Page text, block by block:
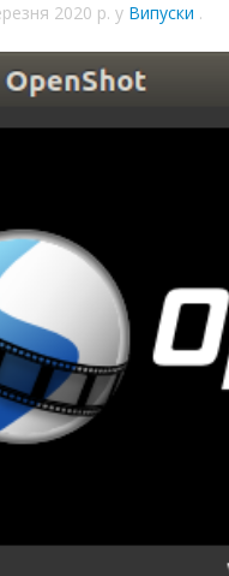
2020 р. у Випуски .